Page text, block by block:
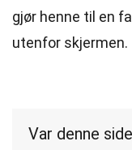
gjør henne til en
utenfor skjermen.
Var denne